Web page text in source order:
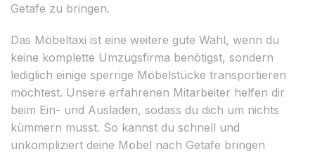
Getafe zu bringen.
Das Möbeltaxi ist eine weitere gute Wahl, wenn du
keine komplette Umzugsfirma benötigst, sondern
lediglich einige sperrige Möbelstücke transportieren
möchtest. Unsere erfahrenen Mitarbeiter helfen dir
beim Ein- und Ausladen, sodass du dich um nichts
kümmern musst. So kannst du schnell und
unkompliziert deine Möbel nach Getafe bringen